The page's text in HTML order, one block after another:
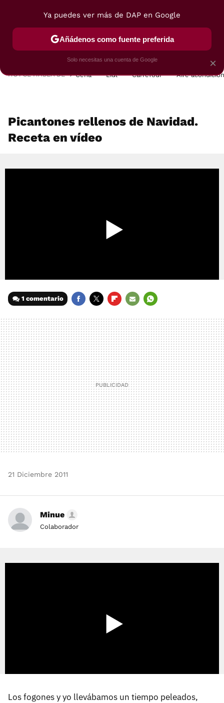
POSTRES VIAJES SELECCIÓN VEGUI
HOY SE HABLA DE Cena Lidl Carrefour Aire
Picantones rellenos de Navidad.
Receta en vídeo
1 comentario
MAIL
21 Diciembre 2011
Minue
Colaborador
Los fogones y yo llevábamos un tiempo peleados,
×
Ya puedes ver más de DAP en Google
Añádenos como fuente preferida
Solo necesitas una cuenta de Google